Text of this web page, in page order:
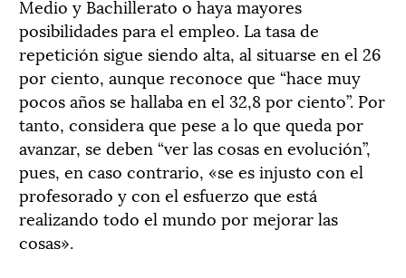
Medio y Bachillerato o haya mayores
posibilidades para el empleo. La tasa de
repetición sigue siendo alta, al situarse en el 26
por ciento, aunque reconoce que “hace muy
pocos años se hallaba en el 32,8 por ciento”. Por
tanto, considera que pese a lo que queda por
avanzar, se deben “ver las cosas en evolución”,
pues, en caso contrario, «se es injusto con el
profesorado y con el esfuerzo que está
realizando todo el mundo por mejorar las
cosas».